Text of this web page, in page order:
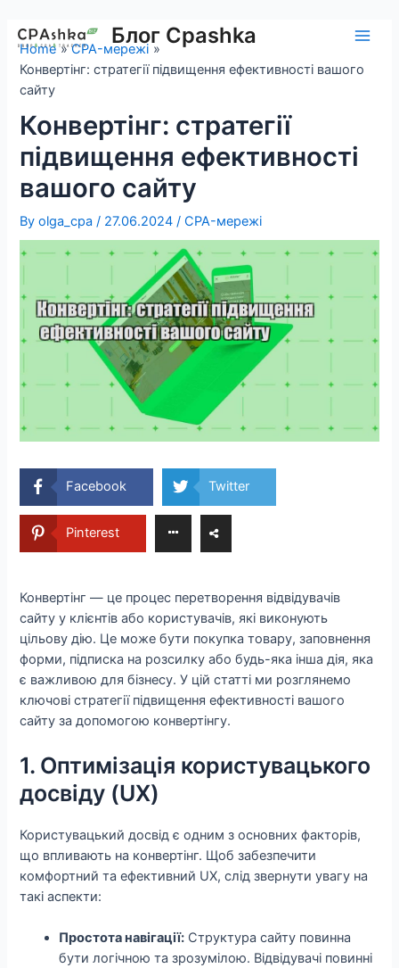
content
Блог Cpashka
Home
CPA-мережі
Конвертінг: стратегії підвищення ефективності вашого
сайту
Конвертінг: стратегії
підвищення ефективності
вашого сайту
Byolga_cpa/ 27.06.2024/CPA-мережі
Facebook Twitter
Pinterest
Конвертінг — це процес перетворення відвідувачів
сайту у клієнтів або користувачів, які виконують
цільову дію. Це може бути покупка товару, заповнення
форми, підписка на розсилку або будь-яка інша дія, яка
є важливою для бізнесу. У цій статті ми розглянемо
ключові стратегії підвищення ефективності вашого
сайту за допомогою конвертінгу.
1. Оптимізація користувацького
досвіду (UX)
Користувацький досвід є одним з основних факторів,
що впливають на конвертінг. Щоб забезпечити
комфортний та ефективний UX, слід звернути увагу на
такі аспекти:
Простота навігації: Структура сайту повинна
бути логічною та зрозумілою. Відвідувачі повинні